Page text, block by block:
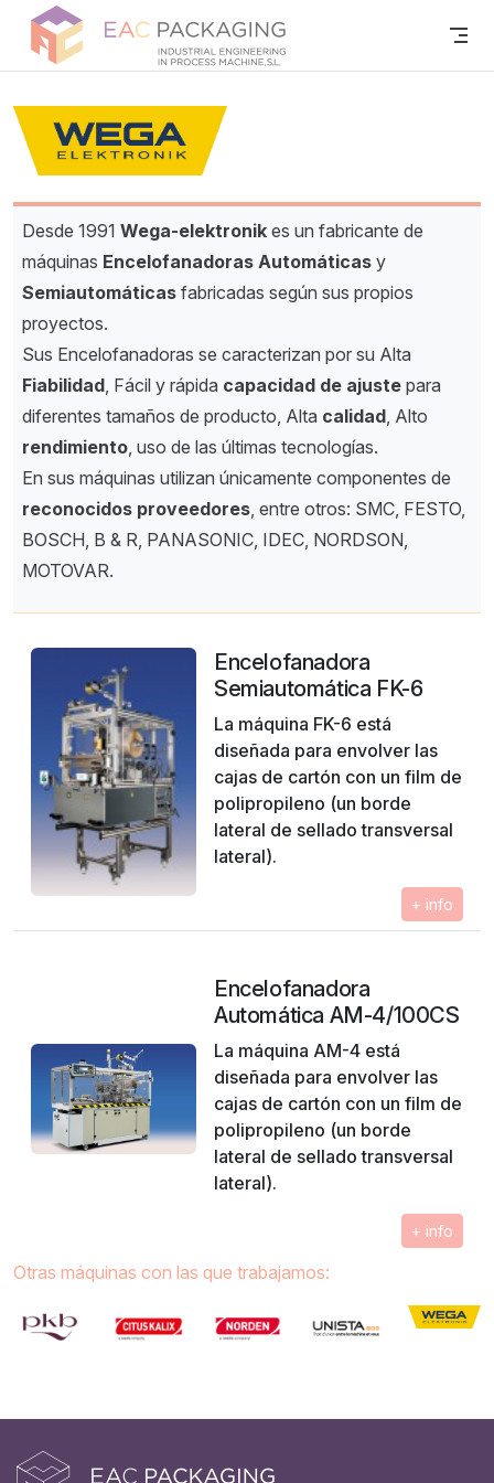
Skip to content
Desde 1991 Wega-elektronik es un fabricante de
máquinas Encelofanadoras Automáticas y
Semiautomáticas fabricadas según sus propios
proyectos.
Sus Encelofanadoras se caracterizan por su Alta
Fiabilidad, Fácil y rápida capacidad de ajuste para
diferentes tamaños de producto, Alta calidad, Alto
rendimiento, uso de las últimas tecnologías.
En sus máquinas utilizan únicamente componentes de
reconocidos proveedores, entre otros: SMC, FESTO,
BOSCH, B & R, PANASONIC, IDEC, NORDSON,
MOTOVAR.
Encelofanadora
Semiautomática FK-6
La máquina FK-6 está
diseñada para envolver las
cajas de cartón con un film de
polipropileno (un borde
lateral de sellado transversal
lateral).
+ info
Encelofanadora
Automática AM-4/100CS
La máquina AM-4 está
diseñada para envolver las
cajas de cartón con un film de
polipropileno (un borde
lateral de sellado transversal
lateral).
+ info
Otras máquinas con las que trabajamos: